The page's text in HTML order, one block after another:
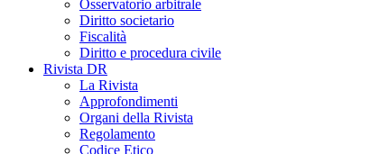
Osservatorio arbitrale
Diritto societario
Fiscalità
Diritto e procedura civile
Rivista DR
La Rivista
Approfondimenti
Organi della Rivista
Regolamento
Codice Etico